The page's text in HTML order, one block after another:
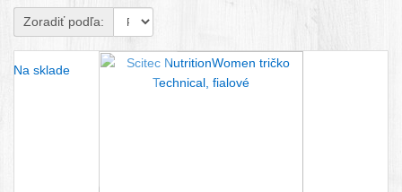
Zoradiť podľa:
Na sklade